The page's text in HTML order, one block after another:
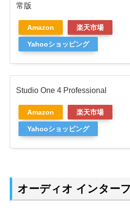
常版
Amazon 楽天市場
Yahooショッピング
Studio One 4 Professional
Amazon 楽天市場
Yahooショッピング
オーディオ インター